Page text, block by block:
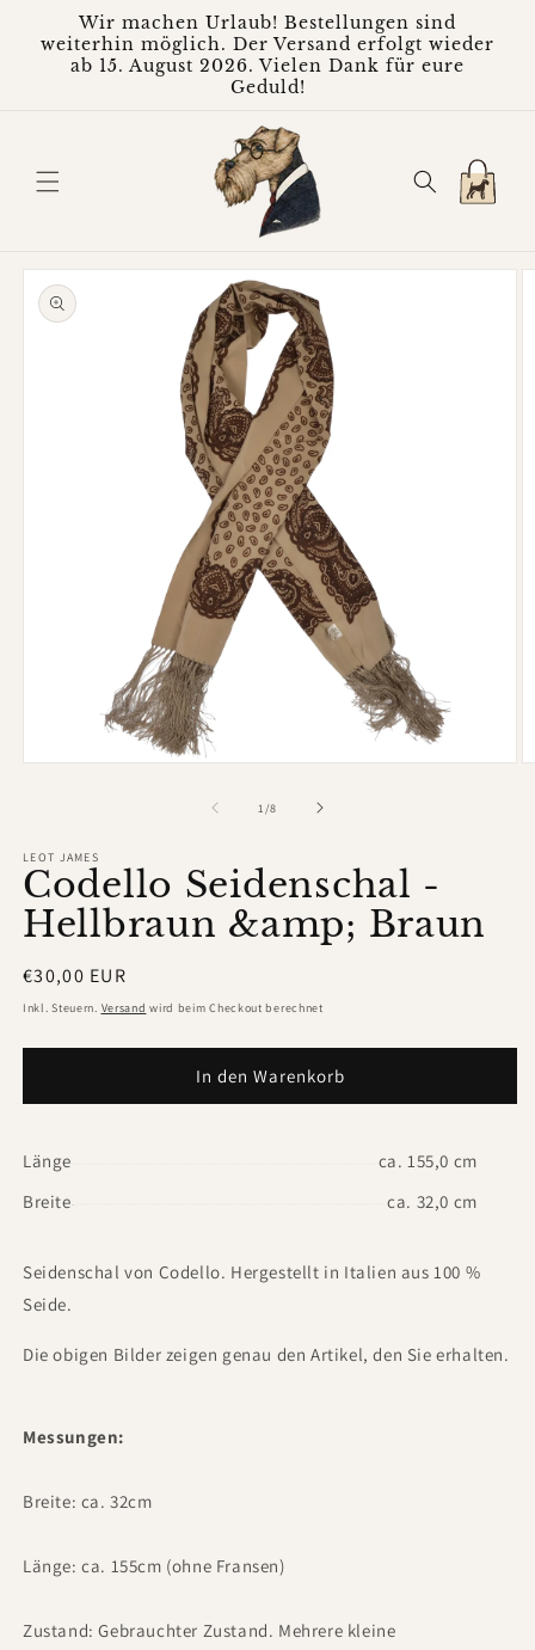
Inhalt
Wir machen Urlaub! Bestellungen sind
weiterhin möglich. Der Versand erfolgt wieder
ab 15. August 2026. Vielen Dank für eure
Geduld!
Warenkorb
1 /von
8
LEOT JAMES
Codello Seidenschal -
Hellbraun &amp; Braun
Normaler
Preis
€30,00 EUR
Inkl. Steuern. Versand wird beim Checkout berechnet
In den Warenkorb
Länge
ca. 155,0 cm
Breite
ca. 32,0 cm
Seidenschal von Codello. Hergestellt in Italien aus 100 %
Seide.
Die obigen Bilder zeigen genau den Artikel, den Sie erhalten.
Messungen:
Breite: ca. 32cm
Länge: ca. 155cm (ohne Fransen)
Zustand: Gebrauchter Zustand. Mehrere kleine